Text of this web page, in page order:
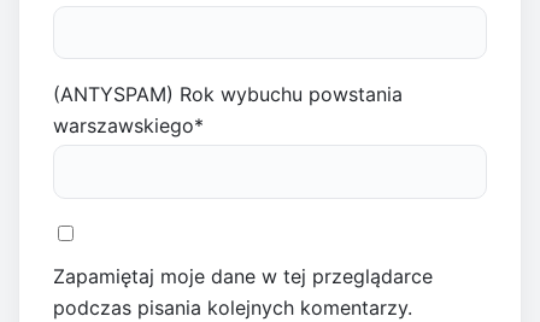
(ANTYSPAM) Rok wybuchu powstania
warszawskiego*
Zapamiętaj moje dane w tej przeglądarce
podczas pisania kolejnych komentarzy.